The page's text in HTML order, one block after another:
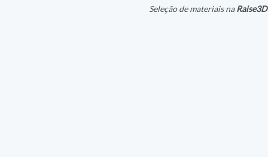
Seleção de materiais na